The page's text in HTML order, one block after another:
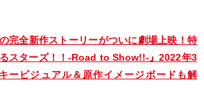
完全新作ストーリーがついに劇場上映！特
スターズ！！-Road to Show!!-』2022年3
ービジュアル＆原作イメージボードも解